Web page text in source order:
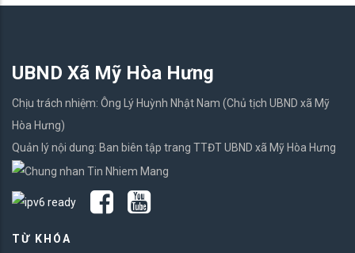
UBND Xã Mỹ Hòa Hưng
Chịu trách nhiệm: Ông Lý Huỳnh Nhật Nam (Chủ tịch UBND xã Mỹ
Hòa Hưng)
Quản lý nội dung: Ban biên tập trang TTĐT UBND xã Mỹ Hòa Hưng
TỪ KHÓA